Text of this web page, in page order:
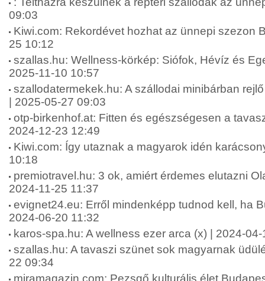
09:03
Kiwi.com: Rekordévet hozhat az ünnepi szezon
25 10:12
szallas.hu: Wellness-körkép: Siófok, Hévíz és
2025-11-10 10:57
szallodatermekek.hu: A szállodai minibárban
| 2025-05-27 09:03
otp-birkenhof.at: Fitten és egészségesen a
2024-12-23 12:49
Kiwi.com: Így utaznak a magyarok idén
10:18
premiotravel.hu: 3 ok, amiért érdemes elutazni
2024-11-25 11:37
evignet24.eu: Erről mindenképp tudnod kell, ha
2024-06-20 11:32
karos-spa.hu: A wellness ezer arca (x) | 2024-04-
szallas.hu: A tavaszi szünet sok magyarnak
22 09:34
miramagazin.com: Pezsgő kulturális élet